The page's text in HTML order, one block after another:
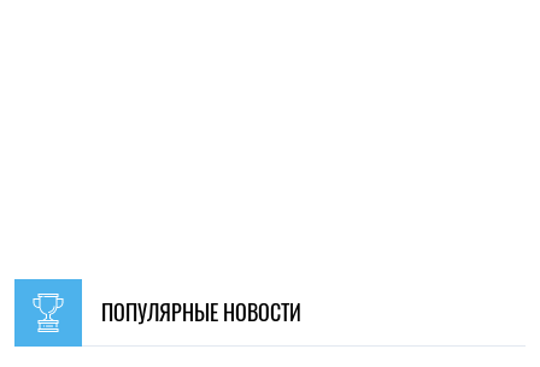
НОВОСТИ ПО ТЕМЕ